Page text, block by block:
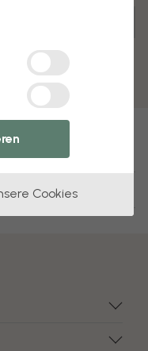
Cookies